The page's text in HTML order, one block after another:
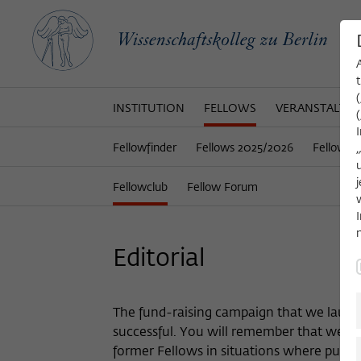
INSTITUTION FELLOWS
Fellowfinder Fellows 2025/2026 Fellows
Fellowclub Fellow Forum
Editorial
The fund-raising campaign that we
successful. You will remember that we
former Fellows in situations where